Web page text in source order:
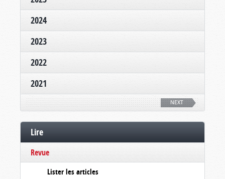
2024
2023
2022
2021
NEXT
Lire
Revue
Lister les articles